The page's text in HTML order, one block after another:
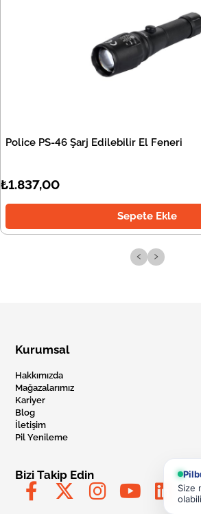
Police PS-46 Şarj Edilebilir El Feneri
₺1.837,00
Sepete Ekle
‹ ›
Kurumsal
Hakkımızda
Mağazalarımız
Kariyer
Blog
İletişim
Pil Yenileme
Bizi Takip Edin
Size